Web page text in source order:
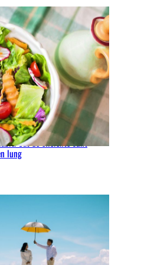
Cât de eficiente sunt
lung